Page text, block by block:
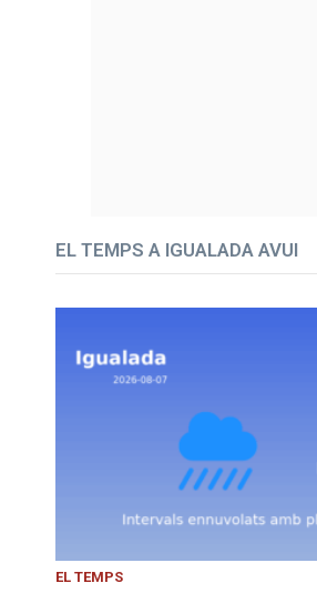
EL TEMPS A IGUALADA AVUI
EL TEMPS